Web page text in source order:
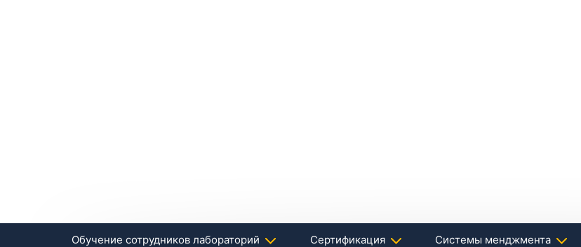
Обучение сотрудников лабораторий Сертификация Системы менджмента